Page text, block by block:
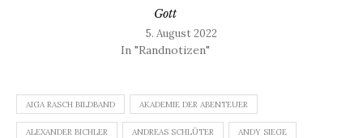
Gott
5. August 2022
In "Randnotizen"
AIGA RASCH BILDBAND AKADEMIE DER ABENTEUER
ALEXANDER BICHLER ANDREAS SCHLÜTER ANDY SIEGE